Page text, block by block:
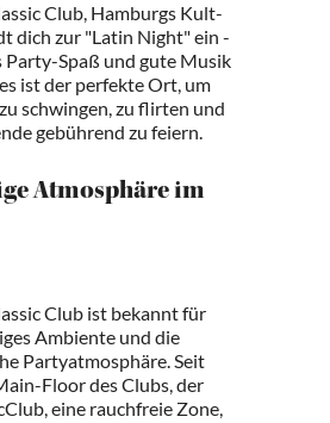
Club, Hamburgs Kult-
dich zur "Latin Night" ein -
Party-Spaß und gute Musik
ist der perfekte Ort, um
schwingen, zu flirten und
gebührend zu feiern.
Atmosphäre im
Club ist bekannt für
Ambiente und die
Partyatmosphäre. Seit
Floor des Clubs, der
eine rauchfreie Zone,